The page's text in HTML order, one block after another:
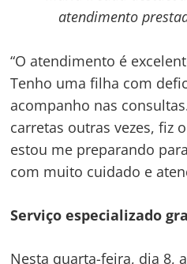
atendimento
“O atendimento é
Tenho uma filha com
acompanho nas
carretas outras vezes, fiz
estou me preparando
com muito cuidado e
Serviço especializado
Nesta quarta-feira, dia 8,
Navegação
de